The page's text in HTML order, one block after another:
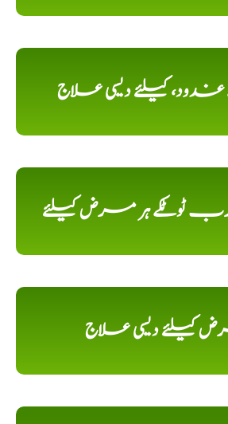
غدود، کیلئے دیسی علاج
ٹوٹکے ہر مرض کیلئے
کیلئے دیسی علاج